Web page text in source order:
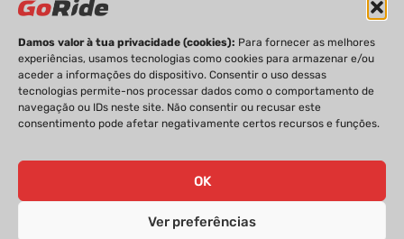
Damos valor à tua privacidade (cookies): Para fornecer as melhores
experiências, usamos tecnologias como cookies para armazenar e/ou
aceder a informações do dispositivo. Consentir o uso dessas
tecnologias permite-nos processar dados como o comportamento de
navegação ou IDs neste site. Não consentir ou recusar este
consentimento pode afetar negativamente certos recursos e funções.
OK
Ver preferências
PRIVACIDADE FICHA TÉCNICA
ESTATUTO EDITORIAL